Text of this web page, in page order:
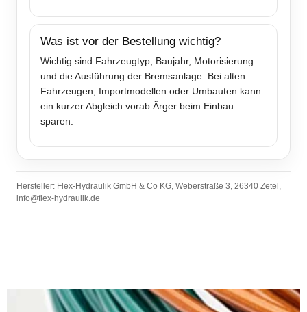
Was ist vor der Bestellung wichtig?
Wichtig sind Fahrzeugtyp, Baujahr, Motorisierung
und die Ausführung der Bremsanlage. Bei alten
Fahrzeugen, Importmodellen oder Umbauten kann
ein kurzer Abgleich vorab Ärger beim Einbau
sparen.
Hersteller: Flex-Hydraulik GmbH & Co KG, Weberstraße 3, 26340 Zetel,
info@flex-hydraulik.de